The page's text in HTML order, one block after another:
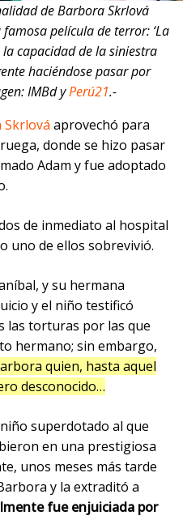
de Barbora Skrlová
película de terror: ‘La
capacidad de la siniestra
haciéndose pasar por
IMBd yPerú21.-
aprovechó para
donde se hizo pasar
Adam y fue adoptado
de inmediato al hospital
uno de ellos sobrevivió.
y su hermana
y el niño testificó
las torturas por las que
hermano; sin embargo,
quien, hasta aquel
desconocido…
superdotado al que
en una prestigiosa
unos meses más tarde
y la extraditó a
fue enjuiciada por